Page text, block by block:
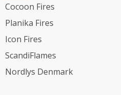
Cocoon Fires
Planika Fires
Icon Fires
ScandiFlames
Nordlys Denmark